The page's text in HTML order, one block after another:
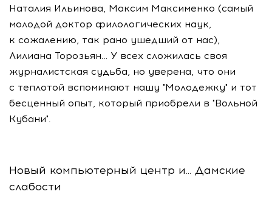
Наталия Ильинова, Максим Максименко (самый
молодой доктор филологических наук,
к сожалению, так рано ушедший от нас),
Лилиана Торозьян… У всех сложилась своя
журналистская судьба, но уверена, что они
с теплотой вспоминают нашу "Молодежку" и тот
бесценный опыт, который приобрели в "Вольной
Кубани".
Новый компьютерный центр и... Дамские
слабости